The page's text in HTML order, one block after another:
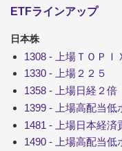
ETFラインアップ
日本株
1308 - 上場ＴＯＰＩ
1330 - 上場２２５
1358 - 上場日経２倍
1399 - 上場高配当低
1481 - 上場日本経済
1490 - 上場高配当低